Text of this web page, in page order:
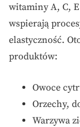
witaminy A, C,
wspierają
elastyczność.
produktów:
Owoce
Orzechy,
Warzywa